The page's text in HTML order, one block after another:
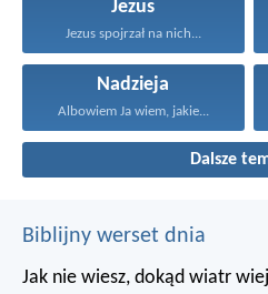
Jezus
Jezus spojrzał na nich...
Nadzieja
Albowiem Ja wiem, jakie...
Dalsze
Biblijny werset dnia
Jak nie wiesz, dokąd wiatr